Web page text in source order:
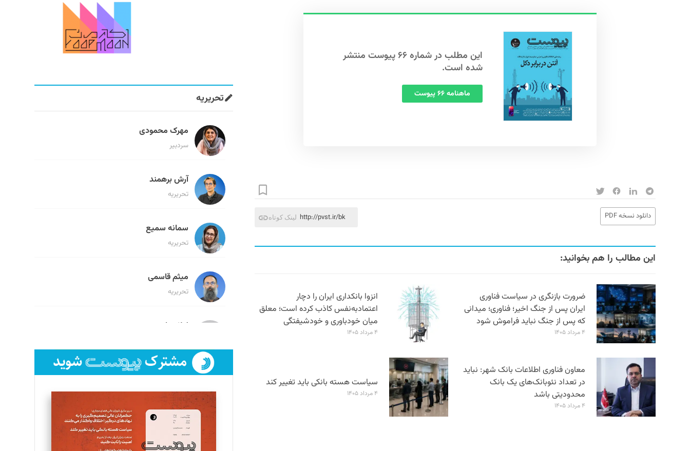
این مطلب در شماره ۶۶ پیوست منتشر
شده است.
ماهنامه ۶۶ پیوست
دانلود نسخه PDF لینک کوتاه http://pvst.ir/bk
این مطالب را هم بخوانید:
ضرورت بازنگری در سیاست فناوری
ایران پس از جنگ اخیر؛ فناوری؛ میدانی
که پس از جنگ نباید فراموش شود
۴ مرداد ۱۴۰۵
انزوا بانکداری ایران را دچار
اعتمادبه‌نفس کاذب کرده است؛ معلق
میان خودباوری و خودشیفتگی
۴ مرداد ۱۴۰۵
معاون فناوری اطلاعات بانک شهر: نباید
در تعداد نئوبانک‌های یک بانک
محدودیتی باشد
۴ مرداد ۱۴۰۵
سیاست هسته بانکی باید تغییر کند
۴ مرداد ۱۴۰۵
تحریریه
مهرک محمودی
سردبیر
آرش برهمند
تحریریه
سمانه سمیع
تحریریه
میثم قاسمی
تحریریه
لیلا حنارود
فائزه فتحی رستمی
تحریریه
سروش کرمیان
تحریریه